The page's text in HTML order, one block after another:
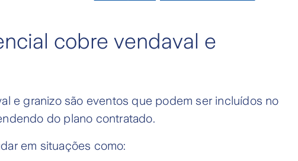
cobre vendaval e
e granizo são eventos que podem ser incluídos no
do plano contratado.
em situações como: